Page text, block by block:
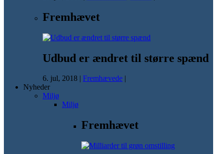
Fremhævet
Udbud er ændret til større spænd
6. jul, 2018 | Fremhævede |
Nyheder
Miljø
Miljø
Fremhævet